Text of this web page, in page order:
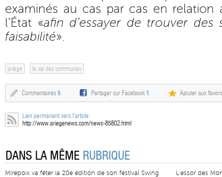
examinés au cas par cas en relation
l’État «afin d’essayer de trouver des
faisabilité».
ariège la vie des communes
Commentaires 5 Partager sur Facebook1 Ajouter aux
Lien permanent vers l'article:
http://www.ariegenews.com/news-85802.html
DANS LA MÊME RUBRIQUE
Mirepoix va fêter la 20e édition de son festival Swing
L'essor des